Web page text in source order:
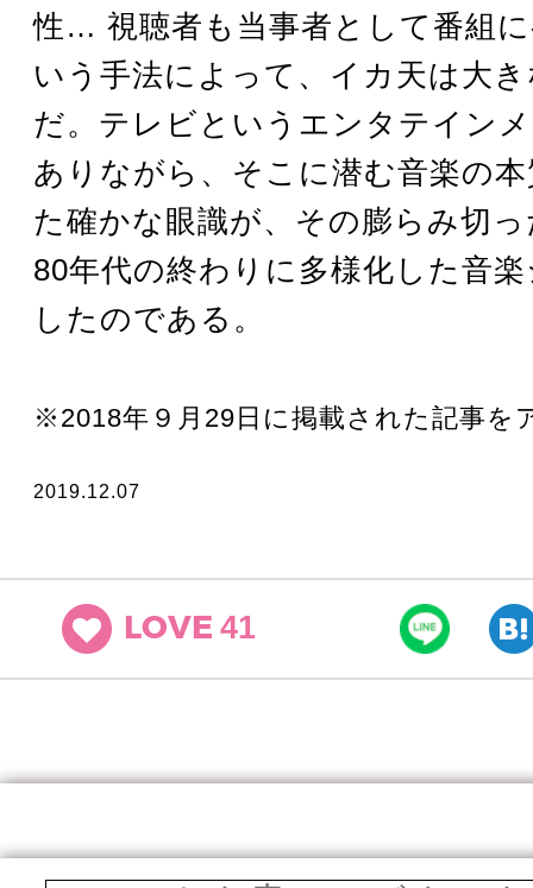
性… 視聴者も当事者として番組
いう手法によって、イカ天は大
だ。テレビというエンタテイン
ありながら、そこに潜む音楽の
た確かな眼識が、その膨らみ切
80年代の終わりに多様化した音
したのである。
※2018年９月29日に掲載された記事を
2019.12.07
LOVE 41